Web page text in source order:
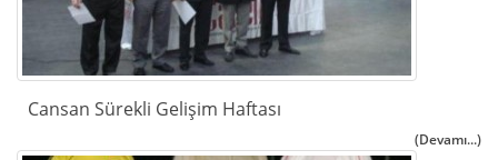
Cansan Sürekli Gelişim Haftası
(Devamı...)